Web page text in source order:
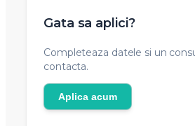
Gata sa aplici?
Completeaza datele si un
contacta.
Aplica acum